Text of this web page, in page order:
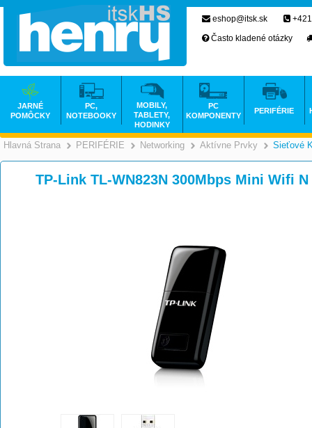
Hlavná Strana >
PERIFÉRIE >
Networking >
Aktívne Prvky Sieťové
TP-Link TL-WN823N 300Mbps Mini Wifi
eshop@itsk.sk
Často kladené otázky
JARNÉ
POMÔCKY
PC,
NOTEBOOKY
MOBILY,
TABLETY,
HODINKY
PC
KOMPONENTY
PERIFÉRIE